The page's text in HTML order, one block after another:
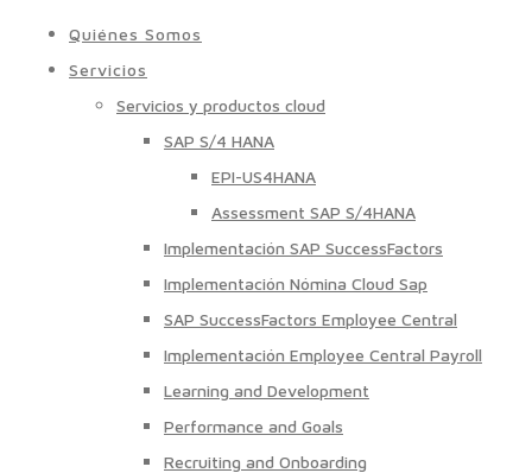
Quiénes Somos
Servicios
Servicios y productos cloud
SAP S/4 HANA
EPI-US4HANA
Assessment SAP S/4HANA
Implementación SAP SuccessFactors
Implementación Nómina Cloud Sap
SAP SuccessFactors Employee Central
Implementación Employee Central Payroll
Learning and Development
Performance and Goals
Recruiting and Onboarding